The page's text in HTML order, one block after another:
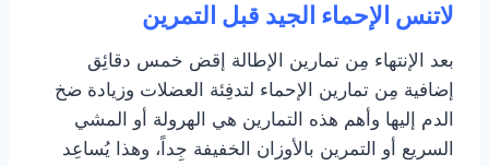
لاتنس الإحماء الجيد قبل التمرين
بعد الإنتهاء مِن تمارين الإطالة إقض خمس دقائِق
إضافية مِن تمارين الإحماء لتدفِئة العضلات وزيادة ضخ
الدم إليها وأهم هذه التمارين هي الهرولة أو المشي
السريع أو التمرين بالأوزان الخفيفة جِداً، وهذا يُساعِد